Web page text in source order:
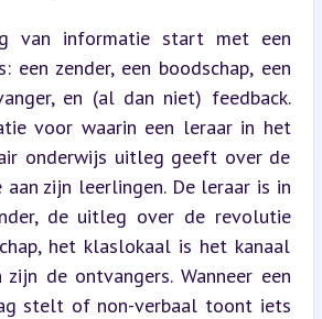
van informatie start met een
een zender, een boodschap, een
en (al dan niet) feedback.
voor waarin een leraar in het
onderwijs uitleg geeft over de
aan zijn leerlingen. De leraar is in
de uitleg over de revolutie
het klaslokaal is het kanaal
de ontvangers. Wanneer een
stelt of non-verbaal toont iets